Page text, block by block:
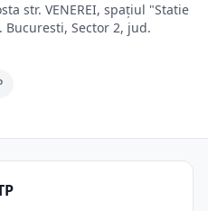
str. VENEREI, spaţiul "Statie
Bucuresti, Sector 2, jud.